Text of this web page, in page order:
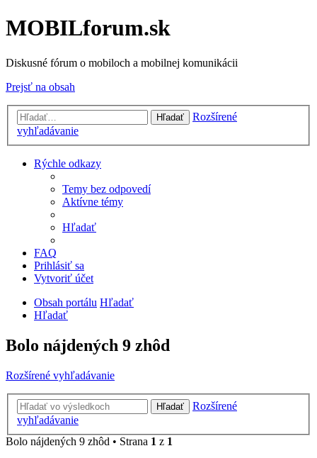
MOBILforum.sk
Diskusné fórum o mobiloch a mobilnej komunikácii
Prejsť na obsah
Hľadať
Rozšírené
vyhľadávanie
Rýchle odkazy
Temy bez odpovedí
Aktívne témy
Hľadať
FAQ
Prihlásiť sa
Vytvoriť účet
Obsah portálu Hľadať
Hľadať
Bolo nájdených 9 zhôd
Rozšírené vyhľadávanie
Hľadať
Rozšírené
vyhľadávanie
Bolo nájdených 9 zhôd • Strana 1 z 1